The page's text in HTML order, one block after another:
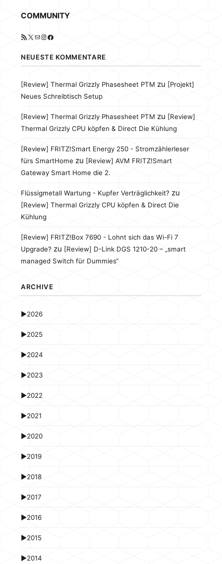
COMMUNITY
RSS-Feed
X E-MailInstagram
Facebook
NEUESTE KOMMENTARE
[Review] Thermal Grizzly Phasesheet PTM zu [Projekt]
Neues Schreibtisch Setup
[Review] Thermal Grizzly Phasesheet PTM zu [Review]
Thermal Grizzly CPU köpfen & Direct Die Kühlung
[Review] FRITZ!Smart Energy 250 - Stromzählerleser
fürs SmartHome zu [Review] AVM FRITZ!Smart
Gateway Smart Home die 2.
Flüssigmetall Wartung - Kupfer Verträglichkeit? zu
[Review] Thermal Grizzly CPU köpfen & Direct Die
Kühlung
[Review] FRITZ!Box 7690 - Lohnt sich das Wi-Fi 7
Upgrade? zu [Review] D-Link DGS 1210-20 – „smart
managed Switch für Dummies“
ARCHIVE
►2026
►2025
►2024
►2023
►2022
►2021
►2020
►2019
►2018
►2017
►2016
►2015
►2014